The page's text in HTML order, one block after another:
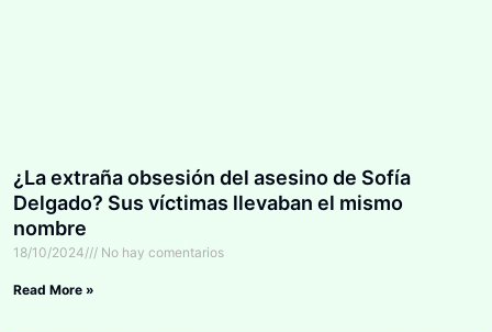
¿La extraña obsesión del asesino de Sofía
Delgado? Sus víctimas llevaban el mismo
nombre
18/10/2024 No hay comentarios
Read More »